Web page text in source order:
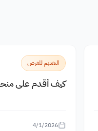
التقديم للفرص
كيف أقدم على
4/1/2026